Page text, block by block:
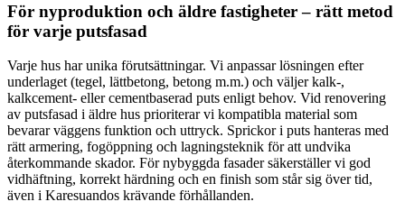
För nyproduktion och äldre fastigheter – rätt metod
för varje putsfasad
Varje hus har unika förutsättningar. Vi anpassar lösningen efter
underlaget (tegel, lättbetong, betong m.m.) och väljer kalk-,
kalkcement- eller cementbaserad puts enligt behov. Vid renovering
av putsfasad i äldre hus prioriterar vi kompatibla material som
bevarar väggens funktion och uttryck. Sprickor i puts hanteras med
rätt armering, fogöppning och lagningsteknik för att undvika
återkommande skador. För nybyggda fasader säkerställer vi god
vidhäftning, korrekt härdning och en finish som står sig över tid,
även i Karesuandos krävande förhållanden.